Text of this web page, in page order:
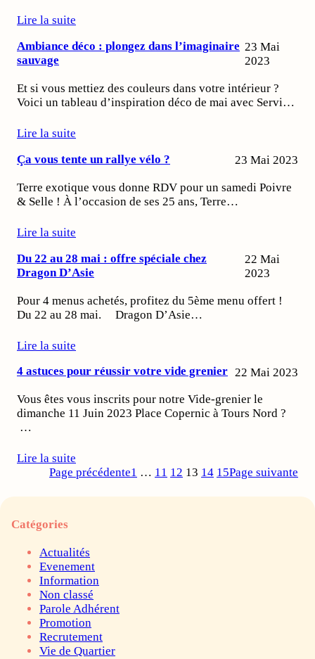
Lire la suite
Ambiance déco : plongez dans l’imaginaire
sauvage
23 Mai
2023
Et si vous mettiez des couleurs dans votre intérieur ?
Voici un tableau d’inspiration déco de mai avec Servi…
Lire la suite
Ça vous tente un rallye vélo ?
23 Mai 2023
Terre exotique vous donne RDV pour un samedi Poivre
& Selle ! À l’occasion de ses 25 ans, Terre…
Lire la suite
Du 22 au 28 mai : offre spéciale chez
Dragon D’Asie
22 Mai
2023
Pour 4 menus achetés, profitez du 5ème menu offert !
Du 22 au 28 mai. Dragon D’Asie…
Lire la suite
4 astuces pour réussir votre vide grenier 22 Mai 2023
Vous êtes vous inscrits pour notre Vide-grenier le
dimanche 11 Juin 2023 Place Copernic à Tours Nord ?
…
Lire la suite
Page précédente1 … 11 12 13 14 15Page suivante
Catégories
Actualités
Evenement
Information
Non classé
Parole Adhérent
Promotion
Recrutement
Vie de Quartier